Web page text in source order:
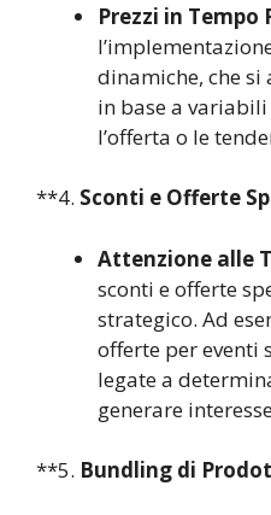
Prezzi in Tempo
dinamiche, che
in base a
l’offerta o le
**4. Sconti e Offerte
Attenzione alle
sconti e offerte
strategico. Ad
offerte per eventi
legate a
generare
**5. Bundling di